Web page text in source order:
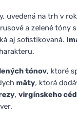
uvedená na trh v
a zelené tóny s
aj sofistikovaná.
tónov, ktoré
mäty, ktorá
, virgínskeho